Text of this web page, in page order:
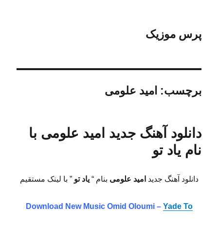
پرس موزیک
برچسب: امید علومی
دانلود آهنگ جدید امید علومی با
نام یاد تو
دانلود آهنگ جدید امید علومی بنام “ یاد تو” با لینک مستقیم
Download New Music Omid Oloumi – Yade To